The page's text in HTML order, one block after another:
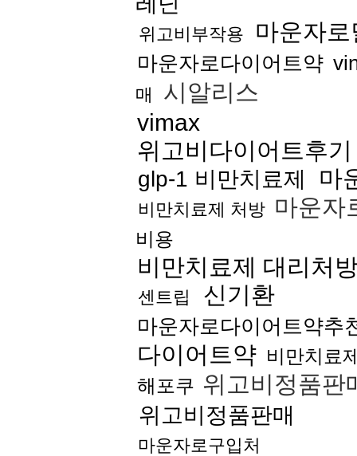
위고비부작용 마운자
마운자로다이어트약
매
시알리스
vimax
위고비다이어트후기
glp-1 비만치료제 마
비만치료제 처방 마운자
비용
비만치료제 대리처
센트립 신기환
마운자로다이어트약추
다이어트약 비만치료
해포쿠 위고비정품판
위고비정품판매
마운자로구입처